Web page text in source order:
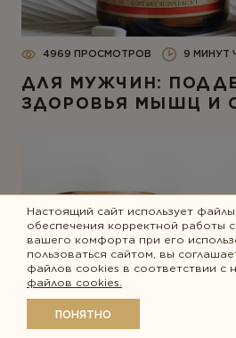
4969 ПРОСМОТРОВ 9 МИНУТ
ДЛЯ МУЖЧИН:
ЗДОРОВЬЯ МЫШЦ И
Настоящий сайт использует
обеспечения корректной работы
вашего комфорта при его
пользоваться сайтом, вы
файлов cookies в соответствии с
файлов cookies.
ПОНЯТНО